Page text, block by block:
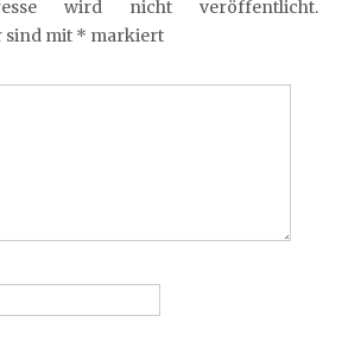
wird nicht veröffentlicht.
sind mit * markiert